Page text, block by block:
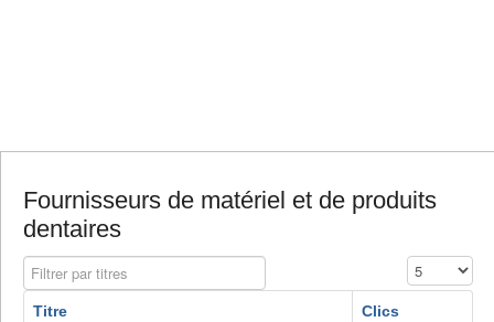
Fournisseurs de matériel et de produits
dentaires
Filtrer par titres Affichage #
Titre Clics